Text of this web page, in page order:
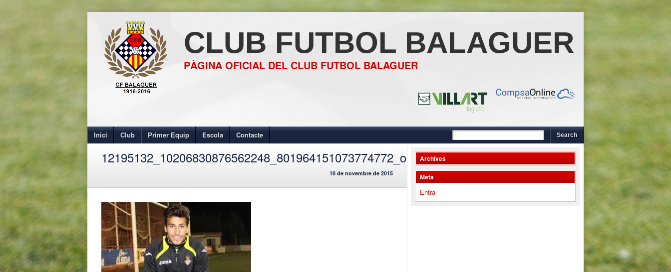
CLUB FUTBOL BALAGUER
PÀGINA OFICIAL DEL CLUB FUTBOL BALAGUER
Inici Club Primer Equip Escola Contacte
12195132_10206830876562248_801964151073774772_o
10 de novembre de 2015
Archives
Meta
Entra